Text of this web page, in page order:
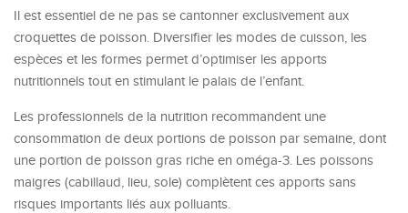
Il est essentiel de ne pas se cantonner exclusivement aux
croquettes de poisson. Diversifier les modes de cuisson, les
espèces et les formes permet d’optimiser les apports
nutritionnels tout en stimulant le palais de l’enfant.
Les professionnels de la nutrition recommandent une
consommation de deux portions de poisson par semaine, dont
une portion de poisson gras riche en oméga-3. Les poissons
maigres (cabillaud, lieu, sole) complètent ces apports sans
risques importants liés aux polluants.